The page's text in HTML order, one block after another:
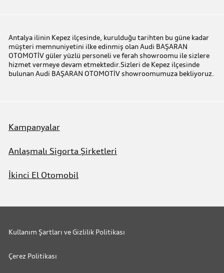
Audi Online Team
Benim Audim
Audi prime :plus
Antalya ilinin Kepez ilçesinde, kurulduğu tarihten bu güne kadar
müşteri memnuniyetini ilke edinmiş olan Audi BAŞARAN
OTOMOTİV güler yüzlü personeli ve ferah showroomu ile sizlere
hizmet vermeye devam etmektedir.Sizleri de Kepez ilçesinde
bulunan Audi BAŞARAN OTOMOTİV showroomumuza bekliyoruz.
Kampanyalar
Anlaşmalı Sigorta Şirketleri
İkinci El Otomobil
Kullanım Şartları ve Gizlilik Politikası
Çerez Politikası